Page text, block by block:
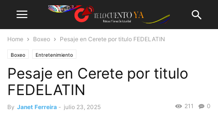
Home Boxeo Pesaje en Cerete por titulo FEDELATIN
Boxeo Entretenimiento
Pesaje en Cerete por titulo
FEDELATIN
By Janet Ferreira - julio 23, 2025 0
211